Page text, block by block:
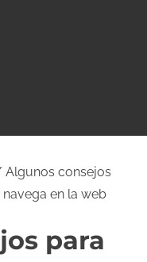
consejos
en la web
para